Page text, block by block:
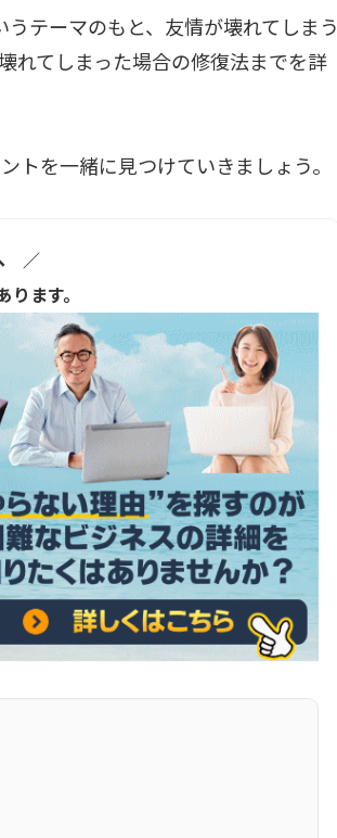
テーマのもと、友情が壊れてしまう
れてしまった場合の修復法までを詳
トを一緒に見つけていきましょう。
／
ます。